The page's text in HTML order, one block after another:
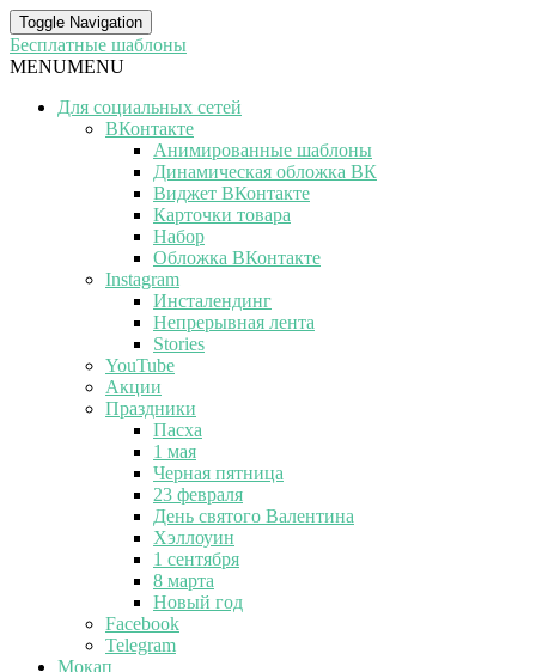
Toggle Navigation
Бесплатные шаблоны
MENUMENU
Для социальных сетей
ВКонтакте
Анимированные шаблоны
Динамическая обложка ВК
Виджет ВКонтакте
Карточки товара
Набор
Обложка ВКонтакте
Instagram
Инсталендинг
Непрерывная лента
Stories
YouTube
Акции
Праздники
Пасха
1 мая
Черная пятница
23 февраля
День святого Валентина
Хэллоуин
1 сентября
8 марта
Новый год
Facebook
Telegram
Мокап